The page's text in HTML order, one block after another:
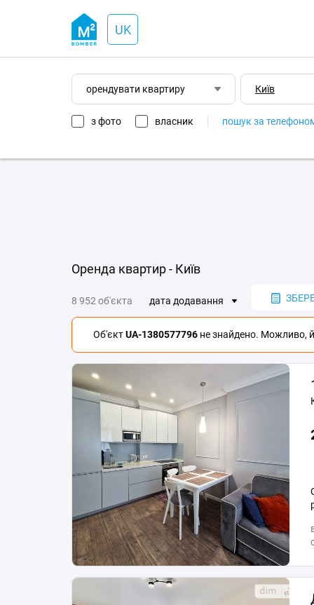
UK
орендувати квартиру
з фото власник пошук за
Оренда квартир - Київ
8 952 об'єкта дата додавання
Об'єктUA-1380577796 не знайдено. Можливо,